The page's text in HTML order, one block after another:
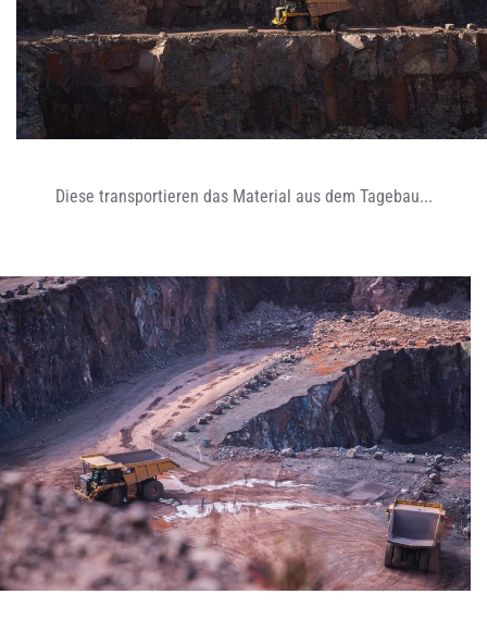
Diese transportieren das Material aus dem Tagebau...